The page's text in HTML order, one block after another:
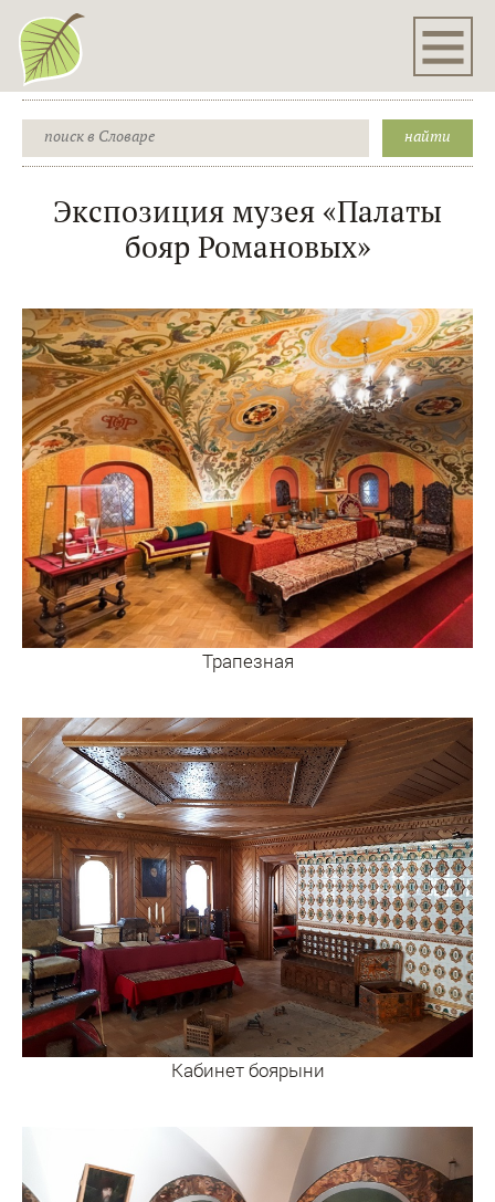
Экспозиция музея «Палаты
бояр Романовых»
Трапезная
Кабинет боярыни